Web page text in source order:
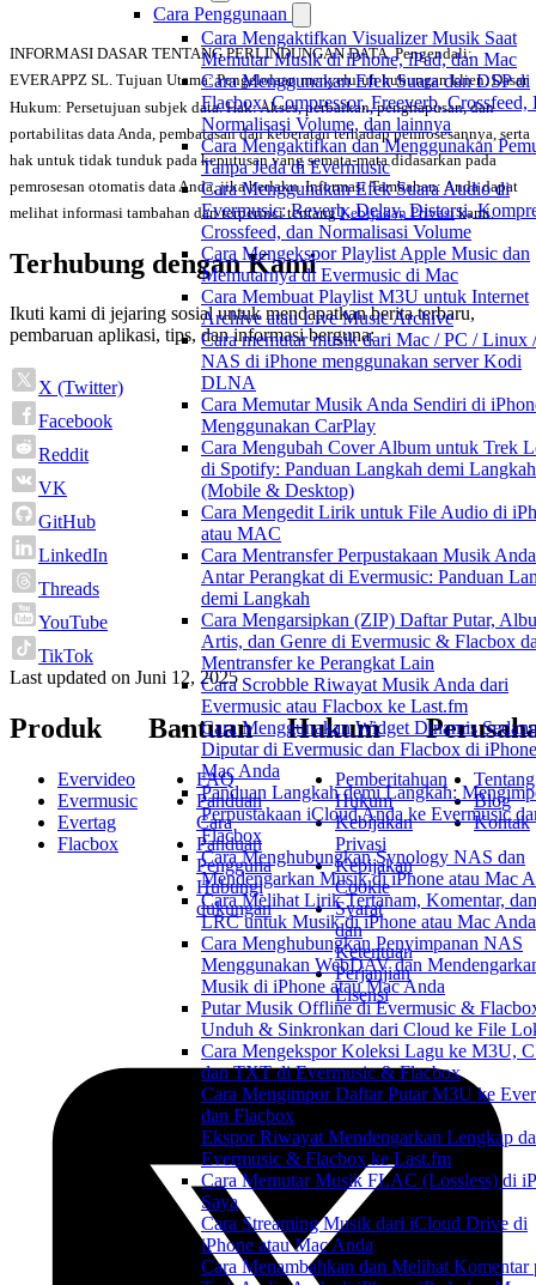
Cara Penggunaan
Cara Mengaktifkan Visualizer Musik Saat
Memutar Musik di iPhone, iPad, dan Mac
Cara Menggunakan Efek Suara dan DSP di
Flacbox: Compressor, Freeverb, Crossfeed,
Normalisasi Volume, dan lainnya
Cara Mengaktifkan dan Menggunakan
Tanpa Jeda di Evermusic
Cara Menggunakan Efek Suara Audio di
Evermusic: Reverb, Delay, Distorsi,
Crossfeed, dan Normalisasi Volume
Cara Mengekspor Playlist Apple Music dan
Memutarnya di Evermusic di Mac
Cara Membuat Playlist M3U untuk Internet
Archive atau Live Music Archive
Cara memutar musik dari Mac / PC / Linux /
NAS di iPhone menggunakan server Kodi
DLNA
Cara Memutar Musik Anda Sendiri di
Menggunakan CarPlay
Cara Mengubah Cover Album untuk Trek
di Spotify: Panduan Langkah demi Langkah
(Mobile & Desktop)
Cara Mengedit Lirik untuk File Audio di
atau MAC
Cara Mentransfer Perpustakaan Musik Anda
Antar Perangkat di Evermusic: Panduan
demi Langkah
Cara Mengarsipkan (ZIP) Daftar Putar,
Artis, dan Genre di Evermusic & Flacbox
Mentransfer ke Perangkat Lain
Cara Scrobble Riwayat Musik Anda dari
Evermusic atau Flacbox ke Last.fm
Cara Menggunakan Widget Dinamis
Diputar di Evermusic dan Flacbox di
Mac Anda
Panduan Langkah demi Langkah:
Perpustakaan iCloud Anda ke Evermusic
Flacbox
Cara Menghubungkan Synology NAS dan
Mendengarkan Musik di iPhone atau Mac
Cara Melihat Lirik Tertanam, Komentar,
LRC untuk Musik di iPhone atau Mac Anda
Cara Menghubungkan Penyimpanan NAS
Menggunakan WebDAV dan
Musik di iPhone atau Mac Anda
Putar Musik Offline di Evermusic &
Unduh & Sinkronkan dari Cloud ke File
Cara Mengekspor Koleksi Lagu ke M3U,
dan TXT di Evermusic & Flacbox
Cara Mengimpor Daftar Putar M3U ke
dan Flacbox
Ekspor Riwayat Mendengarkan Lengkap
Evermusic & Flacbox ke Last.fm
Cara Memutar Musik FLAC (Lossless) di
Saya
Cara Streaming Musik dari iCloud Drive di
iPhone atau Mac Anda
Cara Menambahkan dan Melihat Komentar
INFORMASI DASAR TENTANG PERLINDUNGAN DATA. Pengendali:
EVERAPPZ SL. Tujuan Utama: Pengelolaan menyeluruh hubungan klien. Dasar
Hukum: Persetujuan subjek data. Hak: Akses, perbaikan, penghapusan, dan
portabilitas data Anda, pembatasan dan keberatan terhadap pemrosesannya, serta
hak untuk tidak tunduk pada keputusan yang semata-mata didasarkan pada
pemrosesan otomatis data Anda, jika berlaku. Informasi Tambahan: Anda dapat
melihat informasi tambahan dan terperinci tentangKebijakan Privasikami.
Terhubung dengan Kami
Ikuti kami di jejaring sosial untuk mendapatkan berita terbaru,
pembaruan aplikasi, tips, dan informasi berguna:
X (Twitter)
Facebook
Reddit
VK
GitHub
LinkedIn
Threads
YouTube
TikTok
Last updated on Juni 12, 2025
Produk
Evervideo
Evermusic
Evertag
Flacbox
Bantuan
FAQ
Panduan
Cara
Panduan
Pengguna
Hubungi
dukungan
Hukum
Pemberitahuan
Hukum
Kebijakan
Privasi
Kebijakan
Cookie
Syarat
dan
Ketentuan
Perjanjian
Lisensi
Tentang
Blog
Kontak